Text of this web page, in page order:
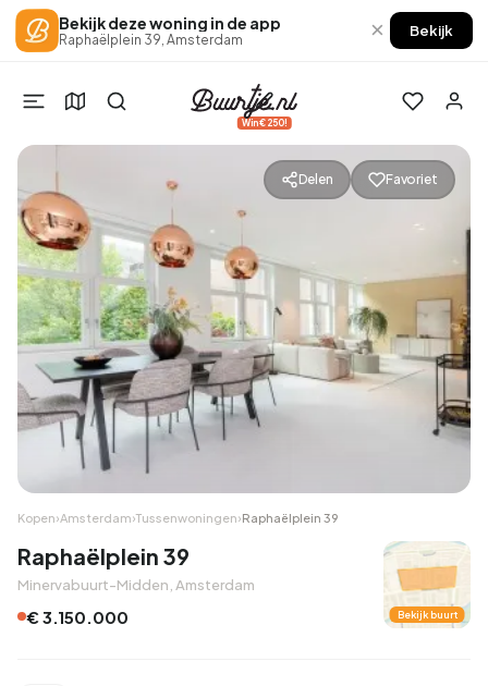
Bekijk deze woning in de app
Raphaëlplein 39, Amsterdam × Bekijk
Win €250!
Delen Favoriet
Kopen›Amsterdam›Tussenwoningen›Raphaëlplein 39
Raphaëlplein 39
Minervabuurt-Midden, Amsterdam
€ 3.150.000 Bekijk buurt